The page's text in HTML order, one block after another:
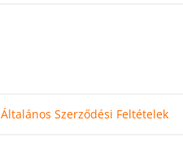
Általános Szerződési Feltételek